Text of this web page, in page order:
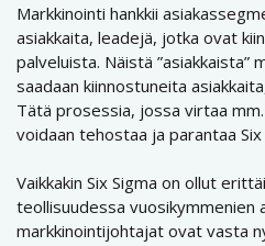
Markkinointi hankkii
asiakkaita, leadejä, jotka ovat
palveluista. Näistä ”asiakkaista”
saadaan kiinnostuneita
Tätä prosessia, jossa virtaa
voidaan tehostaa ja parantaa
Vaikkakin Six Sigma on ollut
teollisuudessa vuosikymmenien
markkinointijohtajat ovat vasta